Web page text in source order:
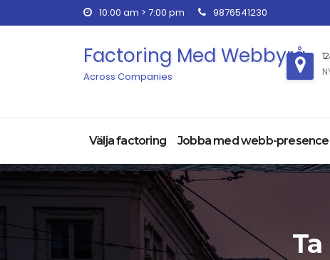
to
10:00 am > 7:00 pm 9876541230
Factoring Med Webbyrå
Across Companies
Välja factoring Jobba med webb-presence